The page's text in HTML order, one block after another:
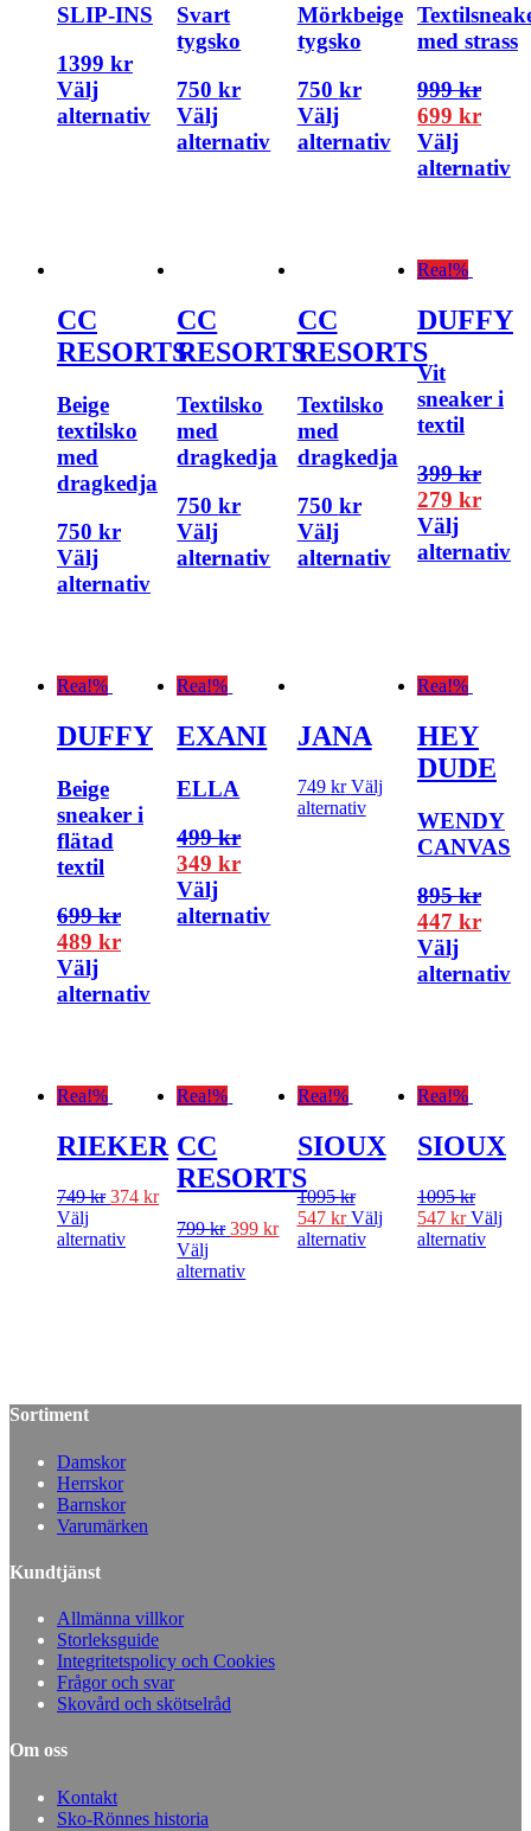
SLIP-INS
1399 kr
Välj
alternativ
Svart
tygsko
750kr
Välj
alternativ
Mörkbeige
tygsko
750 kr
Välj
alternativ
med strass
999kr
699 kr
Välj
alternativ
CC
RESORTS
Beige
textilsko
med
dragkedja
750 kr
Välj
alternativ
CC
RESORTS
Textilsko
med
dragkedja
750kr
Välj
alternativ
CC
RESORTS
Textilsko
med
dragkedja
750 kr
Välj
alternativ
Rea!%
DUFFY
Vit
sneaker i
textil
399kr
279 kr
Välj
alternativ
Rea!%
DUFFY
Beige
sneaker i
flätad
textil
699kr
489 kr
Välj
alternativ
Rea!%
EXANI
ELLA
499kr
349kr
Välj
alternativ
JANA
749 kr Välj
alternativ
Rea!%
HEY
DUDE
WENDY
CANVAS
895kr
447 kr
Välj
alternativ
Rea!%
RIEKER
749kr 374 kr
Välj
alternativ
Rea!%
CC
RESORTS
799kr 399kr
Välj
alternativ
Rea!%
SIOUX
1095kr
547 kr Välj
alternativ
Rea!%
SIOUX
1095kr
547 kr Välj
alternativ
Sortiment
Damskor
Herrskor
Barnskor
Varumärken
Kundtjänst
Allmänna villkor
Storleksguide
Integritetspolicy och Cookies
Frågor och svar
Skovård och skötselråd
Om oss
Kontakt
Sko-Rönnes historia